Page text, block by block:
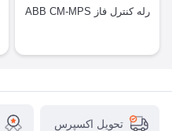
رله کنترل فاز ABB CM-MPS
تحویل اکسپرس